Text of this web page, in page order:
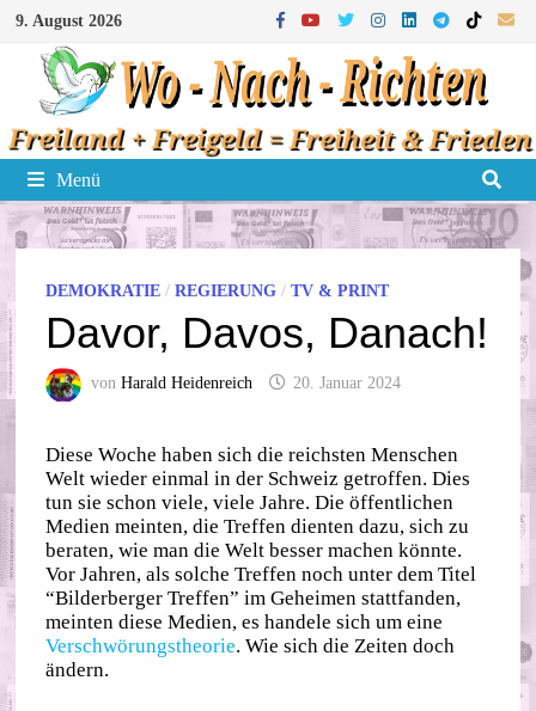
Zum
Inhalt
springen
9. August 2026
Menü
DEMOKRATIE /REGIERUNG /TV & PRINT
Davor, Davos, Danach!
vonHarald Heidenreich 20. Januar 2024
Diese Woche haben sich die reichsten Menschen
Welt wieder einmal in der Schweiz getroffen. Dies
tun sie schon viele, viele Jahre. Die öffentlichen
Medien meinten, die Treffen dienten dazu, sich zu
beraten, wie man die Welt besser machen könnte.
Vor Jahren, als solche Treffen noch unter dem Titel
“Bilderberger Treffen” im Geheimen stattfanden,
meinten diese Medien, es handele sich um eine
Verschwörungstheorie. Wie sich die Zeiten doch
ändern.